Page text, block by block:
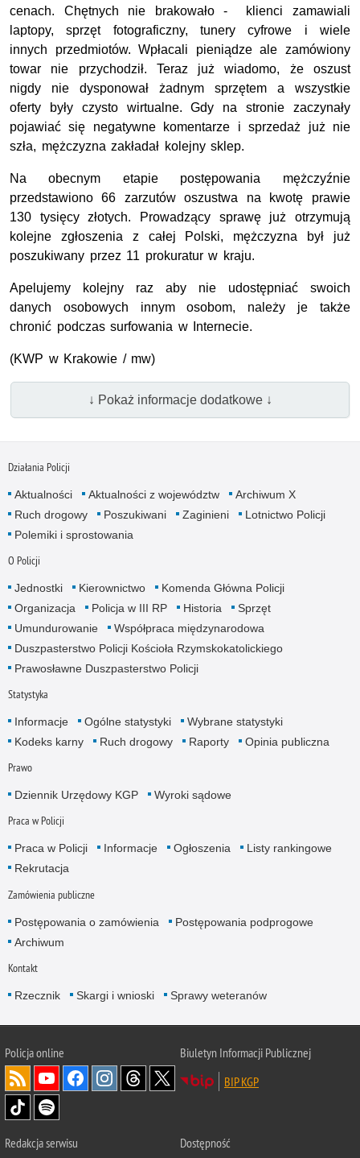
cenach. Chętnych nie brakowało - klienci zamawiali
laptopy, sprzęt fotograficzny, tunery cyfrowe i wiele
innych przedmiotów. Wpłacali pieniądze ale zamówiony
towar nie przychodził. Teraz już wiadomo, że oszust
nigdy nie dysponował żadnym sprzętem a wszystkie
oferty były czysto wirtualne. Gdy na stronie zaczynały
pojawiać się negatywne komentarze i sprzedaż już nie
szła, mężczyzna zakładał kolejny sklep.
Na obecnym etapie postępowania mężczyźnie
przedstawiono 66 zarzutów oszustwa na kwotę prawie
130 tysięcy złotych. Prowadzący sprawę już otrzymują
kolejne zgłoszenia z całej Polski, mężczyzna był już
poszukiwany przez 11 prokuratur w kraju.
Apelujemy kolejny raz aby nie udostępniać swoich
danych osobowych innym osobom, należy je także
chronić podczas surfowania w Internecie.
(KWP w Krakowie / mw)
↓ Pokaż informacje dodatkowe ↓
Działania Policji
Aktualności Aktualności z województw
Archiwum X
Ruch drogowy
Poszukiwani Zaginieni
Lotnictwo Policji
Polemiki i sprostowania
O Policji
Jednostki Kierownictwo
Komenda Główna Policji
Organizacja
Policja w III RP Historia
Sprzęt
Umundurowanie
Współpraca międzynarodowa
Duszpasterstwo Policji Kościoła Rzymskokatolickiego
Prawosławne Duszpasterstwo Policji
Statystyka
Informacje Ogólne statystyki
Wybrane statystyki
Kodeks karny
Ruch drogowy Raporty Opinia publiczna
Prawo
Dziennik Urzędowy KGP Wyroki sądowe
Praca w Policji
Praca w Policji Informacje Ogłoszenia
Listy rankingowe
Rekrutacja
Zamówienia publiczne
Postępowania o zamówienia
Postępowania podprogowe
Archiwum
Kontakt
Rzecznik Skargi i wnioski Sprawy weteranów
Policjaonline
Biuletyn Informacji Publicznej
BIP KGP
Redakcja serwisu Dostępność